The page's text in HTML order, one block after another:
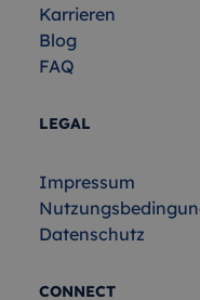
Karrieren
Blog
FAQ
LEGAL
Impressum
Datenschutz
CONNECT